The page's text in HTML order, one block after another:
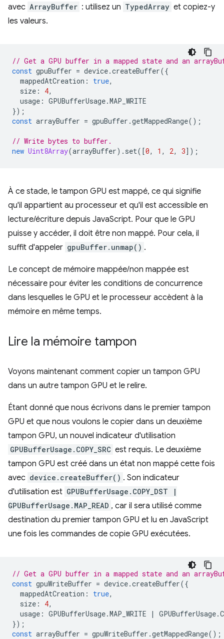
avec ArrayBuffer : utilisez un TypedArray et copiez-y
les valeurs.
// Get a GPU buffer in a mapped state and an
const gpuBuffer = device.createBuffer({
mappedAtCreation : true,
size : 4,
usage : GPUBufferUsage.MAP_WRITE
});
const arrayBuffer = gpuBuffer .getMappedRange();
// Write bytes to buffer.
new Uint8Array(arrayBuffer). set([0, 1 , 2, 3]);
À ce stade, le tampon GPU est mappé, ce qui signifie
qu'il appartient au processeur et qu'il est accessible en
lecture/écriture depuis JavaScript. Pour que le GPU
puisse y accéder, il doit être non mappé. Pour cela, il
suffit d'appeler gpuBuffer.unmap() .
Le concept de mémoire mappée/non mappée est
nécessaire pour éviter les conditions de concurrence
dans lesquelles le GPU et le processeur accèdent à la
mémoire en même temps.
Lire la mémoire tampon
Voyons maintenant comment copier un tampon GPU
dans un autre tampon GPU et le relire.
Étant donné que nous écrivons dans le premier tampon
GPU et que nous voulons le copier dans un deuxième
tampon GPU, un nouvel indicateur d'utilisation
GPUBufferUsage.COPY_SRC est requis. Le deuxième
tampon GPU est créé dans un état non mappé cette fois
avec device.createBuffer() . Son indicateur
d'utilisation est GPUBufferUsage.COPY_DST |
GPUBufferUsage.MAP_READ , car il sera utilisé comme
destination du premier tampon GPU et lu en JavaScript
une fois les commandes de copie GPU exécutées.
// Get a GPU buffer in a mapped state and an
const gpuWriteBuffer = device.createBuffer({
mappedAtCreation : true,
size : 4,
usage : GPUBufferUsage.MAP_WRITE | GPUBufferUsage.
});
const arrayBuffer = gpuWriteBuffer .getMappedRange();